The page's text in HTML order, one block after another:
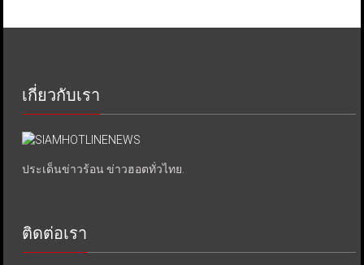
เกี่ยวกับเรา
ประเด็นข่าวร้อน ข่าวฮอตทั่วไทย.
ติดต่อเรา